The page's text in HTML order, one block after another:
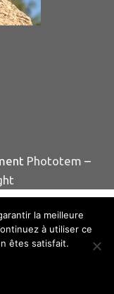
Phototem –
la meilleure
à utiliser ce
êtes satisfait.